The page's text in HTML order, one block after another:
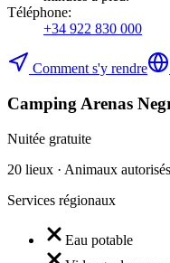
Téléphone:
+34 922 830 000
Comment s'y rendre
Camping Arenas
Nuitée gratuite
20 lieux · Animaux
Services régionaux
Eau potable